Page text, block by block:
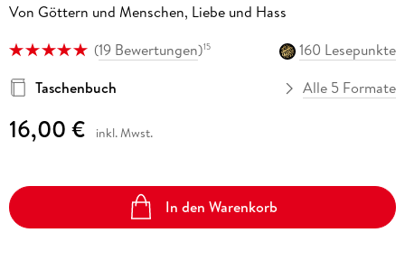
Von Göttern und Menschen, Liebe und Hass
(19 Bewertungen)15
160 Lesepunkte
Taschenbuch
Alle 5 Formate
16,00 € inkl. Mwst.
In den Warenkorb